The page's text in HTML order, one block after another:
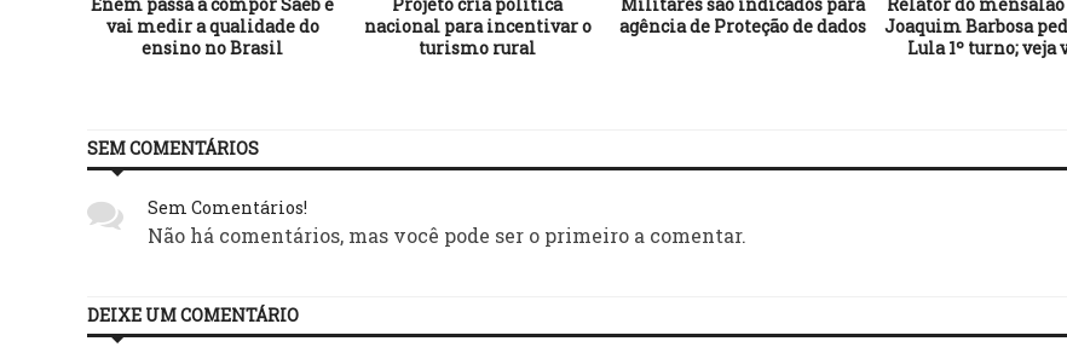
vai medir a qualidade do
ensino no Brasil
nacional para incentivar o
turismo rural
agência de Proteção de dados
Joaquim Barbosa
Lula 1º turno; veja
SEM COMENTÁRIOS
Sem Comentários!
Não há comentários, mas você pode ser o primeiro a comentar.
DEIXE UM COMENTÁRIO